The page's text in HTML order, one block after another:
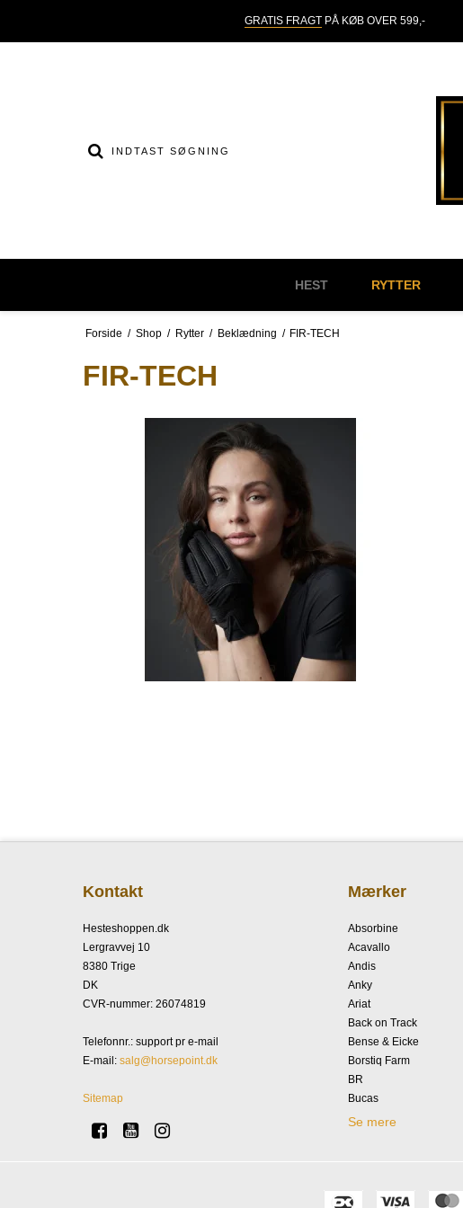
GRATIS FRAGTPÅ KØB OVER 599,-
HEST RYTTER
Forside / Shop / Rytter / Beklædning / FIR-TECH
FIR-TECH
Kontakt
Hesteshoppen.dk
Lergravvej 10
8380 Trige
DK
CVR-nummer: 26074819
Telefonnr. : support pr e-mail
E-mail: salg@horsepoint.dk
Sitemap
Mærker
Absorbine
Acavallo
Andis
Anky
Ariat
Back on Track
Bense & Eicke
Borstiq Farm
BR
Bucas
Se mere